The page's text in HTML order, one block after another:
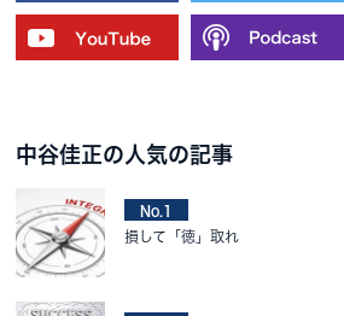
中谷佳正の人気の記事
No.1
損して「徳」取れ